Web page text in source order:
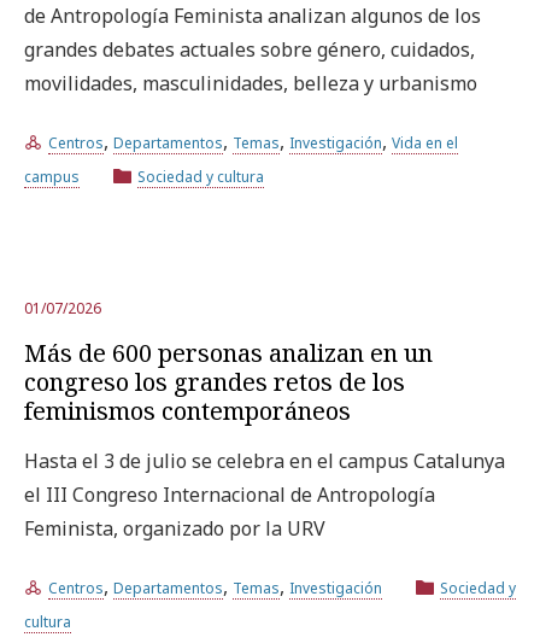
de Antropología Feminista analizan algunos de los
grandes debates actuales sobre género, cuidados,
movilidades, masculinidades, belleza y urbanismo
Centros, Departamentos, Temas, Investigación, Vida en el
campus
Sociedad y cultura
01/07/2026
Más de 600 personas analizan en un
congreso los grandes retos de los
feminismos contemporáneos
Hasta el 3 de julio se celebra en el campus Catalunya
el III Congreso Internacional de Antropología
Feminista, organizado por la URV
Centros, Departamentos, Temas, Investigación
Sociedad y
cultura